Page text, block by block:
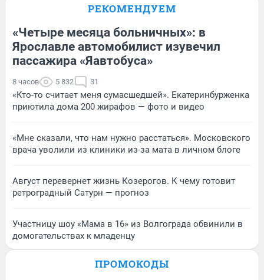
РЕКОМЕНДУЕМ
«Четыре месяца больничных»: в
Ярославле автомобилист изувечил
пассажира «Яавтобуса»
8 часов 5 832 31
«Кто-то считает меня сумасшедшей». Екатеринбурженка
приютила дома 200 жирафов — фото и видео
«Мне сказали, что нам нужно расстаться». Московского
врача уволили из клиники из-за мата в личном блоге
Август перевернет жизнь Козерогов. К чему готовит
ретроградный Сатурн — прогноз
Участницу шоу «Мама в 16» из Волгограда обвинили в
домогательствах к младенцу
ПРОМОКОДЫ